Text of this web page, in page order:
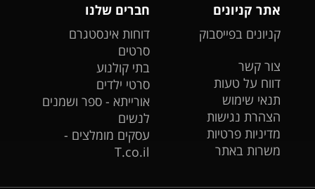
אתר קניונים
קניונים בפייסבוק
צור קשר
דווח על טעות
תנאי שימוש
הצהרת נגישות
מדיניות פרטיות
משרות באתר
חברים שלנו
דוחות אינסטגרם
סרטים
בתי קולנוע
סרטי ילדים
אורייתא - ספר ושמנים
לנשים
עסקים מומלצים -
T.co.il